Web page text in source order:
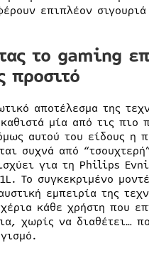
επιπλέον σιγουριά
το gaming
προσιτό
αποτέλεσμα της
καθιστά μία από τις πιο
αυτού του είδους η
συχνά από
για τη Philips
Το συγκεκριμένο
εμπειρία της
χέρια κάθε χρήστη που
χωρίς να διαθέτει…